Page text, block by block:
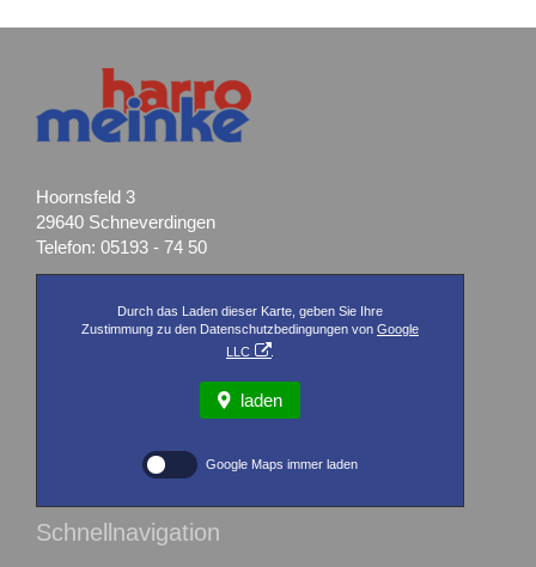
Hoornsfeld 3
29640 Schneverdingen
Telefon: 05193 - 74 50
Durch das Laden dieser Karte, geben Sie Ihre
Zustimmung zu den Datenschutzbedingungen von Google
LLC
.
laden
Google Maps immer laden
Schnellnavigation